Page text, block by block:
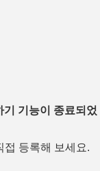
기능이 종료되었
접 등록해 보세요.